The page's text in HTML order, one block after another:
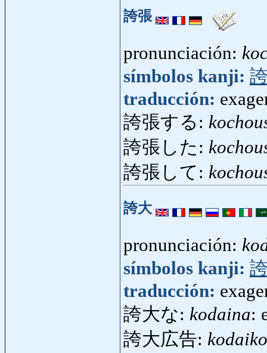
誇張
pronunciación:
símbolos kanji:
traducción:
誇張する:
誇張した:
誇張して:
誇大
pronunciación:
símbolos kanji:
traducción:
誇大な: kodaina:
誇大広告: